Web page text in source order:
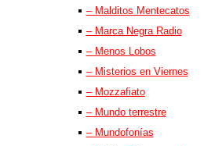
– Malditos Mentecatos
– Marca Negra Radio
– Menos Lobos
– Misterios en Viernes
– Mozzafiato
– Mundo terrestre
– Mundofonías